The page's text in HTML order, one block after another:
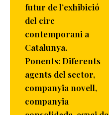
futur de l’exhibició
del circ
contemporani a
Catalunya.
Ponents: Diferents
agents del sector,
companyia novell,
companyia